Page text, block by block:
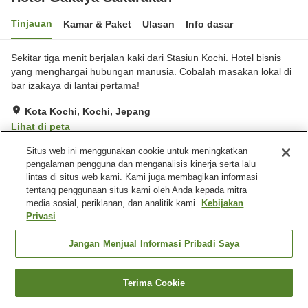
Tinjauan Kamar & Paket Ulasan Info dasar
Sekitar tiga menit berjalan kaki dari Stasiun Kochi. Hotel bisnis
yang menghargai hubungan manusia. Cobalah masakan lokal di
bar izakaya di lantai pertama!
Kota Kochi, Kochi, Jepang
Lihat di peta
Baik Ulasan:303
Fasilitas properti
Spa / Salon kecantikan
Pojok izakaya
Mesin penjual otomatis
Beranda Jepang Kochi
Kota Kochi
Hotel Gakuya Sakurakan
Cari kamar
Situs web ini menggunakan cookie untuk meningkatkan
pengalaman pengguna dan menganalisis kinerja serta lalu
lintas di situs web kami. Kami juga membagikan informasi
tentang penggunaan situs kami oleh Anda kepada mitra
media sosial, periklanan, dan analitik kami. Kebijakan
Privasi
Jangan Menjual Informasi Pribadi Saya
Terima Cookie